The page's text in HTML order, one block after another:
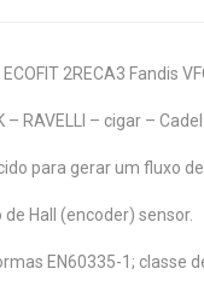
2RECA3 Fandis
– RAVELLI – cigar –
para gerar um fluxo
Hall (encoder) sensor.
EN60335-1; classe